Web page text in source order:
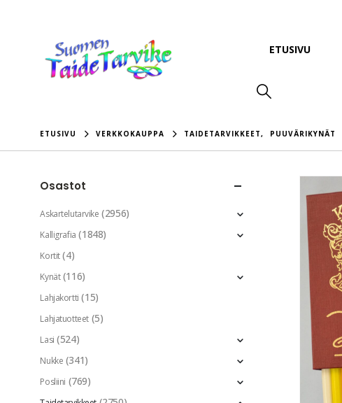
ETUSIVU
ETUSIVU VERKKOKAUPPA TAIDETARVIKKEET, PUUVÄRIKYNÄT
Osastot
Askartelutarvike (2956)
Kalligrafia (1848)
Kortit (4)
Kynät (116)
Lahjakortti (15)
Lahjatuotteet (5)
Lasi (524)
Nukke (341)
Posliini (769)